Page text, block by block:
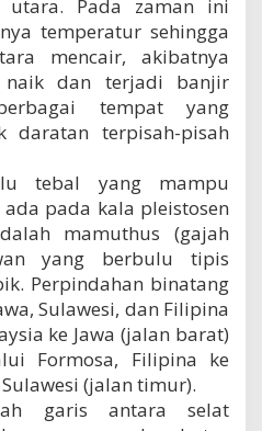
Pada zaman ini
temperatur sehingga
mencair, akibatnya
dan terjadi banjir
tempat yang
daratan terpisah-pisah
tebal yang mampu
pada kala pleistosen
mamuthus (gajah
yang berbulu tipis
Perpindahan binatang
Sulawesi, dan Filipina
ke Jawa (jalan barat)
Formosa, Filipina ke
(jalan timur).
garis antara selat